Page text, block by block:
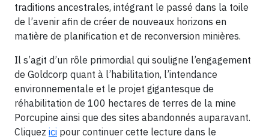
traditions ancestrales, intégrant le passé dans la toile
de l’avenir afin de créer de nouveaux horizons en
matière de planification et de reconversion minières.
Il s’agit d’un rôle primordial qui souligne l’engagement
de Goldcorp quant à l’habilitation, l’intendance
environnementale et le projet gigantesque de
réhabilitation de 100 hectares de terres de la mine
Porcupine ainsi que des sites abandonnés auparavant.
Cliquez ici pour continuer cette lecture dans le